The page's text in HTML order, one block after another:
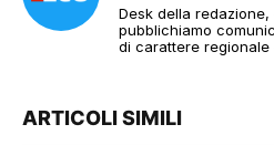
Desk della
pubblichiamo
di carattere regionale
ARTICOLI SIMILI